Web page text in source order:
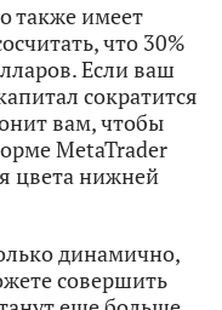
также имеет
что 30%
Если ваш
сократится
вам, чтобы
MetaTrader
цвета нижней
динамично,
совершить